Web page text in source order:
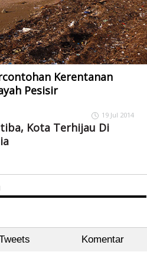
Kerentanan
Pesisir
19 Jul 2014
Kota Terhijau Di
Komentar